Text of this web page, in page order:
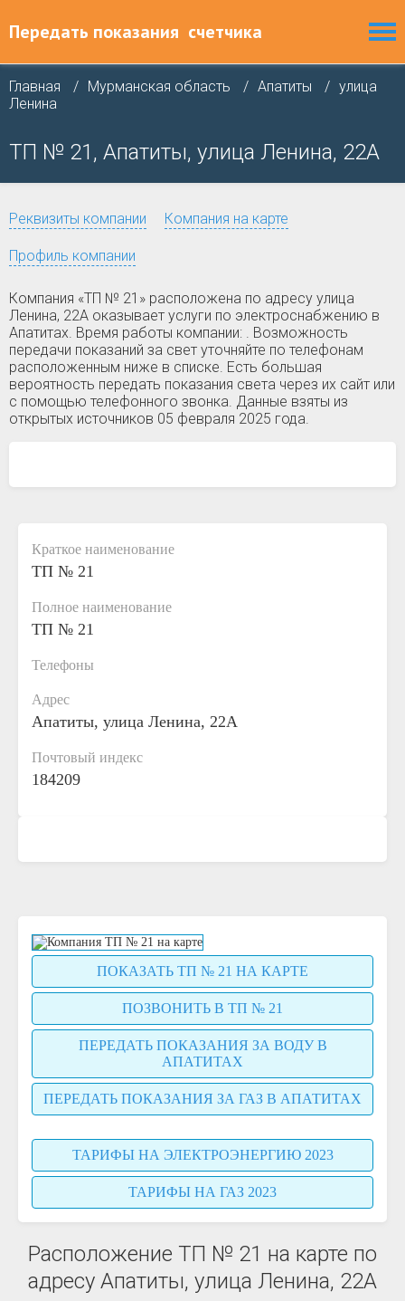
Передать показания счетчика
Главная Мурманская область Апатиты
улица
Ленина
ТП № 21, Апатиты, улица Ленина, 22А
Реквизиты компании Компания на карте
Профиль компании
Компания «ТП № 21» расположена по адресу улица
Ленина, 22А оказывает услуги по электроснабжению в
Апатитах. Время работы компании: . Возможность
передачи показаний за свет уточняйте по телефонам
расположенным ниже в списке. Есть большая
вероятность передать показания света через их сайт или
с помощью телефонного звонка. Данные взяты из
открытых источников 05 февраля 2025 года.
Краткое наименование
ТП № 21
Полное наименование
ТП № 21
Телефоны
Адрес
Апатиты, улица Ленина, 22А
Почтовый индекс
184209
ПОКАЗАТЬ ТП № 21 НА КАРТЕ
ПОЗВОНИТЬ В ТП № 21
ПЕРЕДАТЬ ПОКАЗАНИЯ ЗА ВОДУ В
АПАТИТАХ
ПЕРЕДАТЬ ПОКАЗАНИЯ ЗА ГАЗ В АПАТИТАХ
ТАРИФЫ НА ЭЛЕКТРОЭНЕРГИЮ 2023
ТАРИФЫ НА ГАЗ 2023
Расположение ТП № 21 на карте по
адресу Апатиты, улица Ленина, 22А